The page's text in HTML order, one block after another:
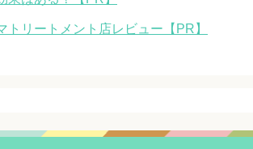
トリートメント店レビュー【PR】